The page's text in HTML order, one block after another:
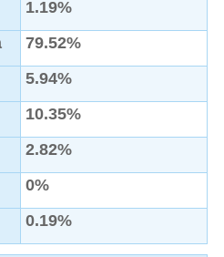
1.19%
79.52%
5.94%
10.35%
2.82%
0%
0.19%